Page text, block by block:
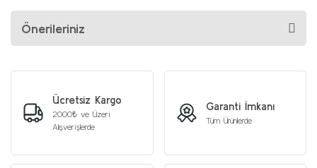
Önerileriniz
Ücretsiz Kargo
2000₺ ve Üzeri
Alışverişlerde
Garanti İmkanı
Tüm Ürünlerde